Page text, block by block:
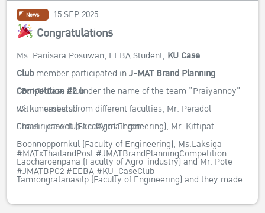
News 15 SEP 2025
Congratulations
Ms. Panisara Posuwan, EEBA Student, KU Case
Clubmember participated inJ-MAT Brand Planning
Competition #2under the name of the team “Praiyannoy”
with members from different faculties, Mr. Peradol
Chaisirijirawat (Faculty of Engineering), Mr. Kittipat
Boonnoppornkul (Faculty of Engineering), Ms.Laksiga
Laocharoenpana (Faculty of Agro-industry) and Mr. Pote
Tamrongratanasilp (Faculty of Engineering) and they made
FB:KU Case Club
IG:ku_caseclub
Email : caseclub.kcc@gmail.com
#MATxThailandPost #JMATBrandPlanningCompetition
#JMATBPC2 #EEBA #KU_CaseClub